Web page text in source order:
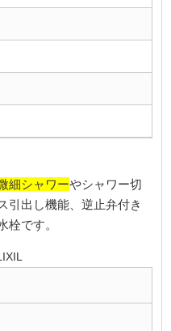
細シャワーやシャワー切
引出し機能、逆止弁付き
栓です。